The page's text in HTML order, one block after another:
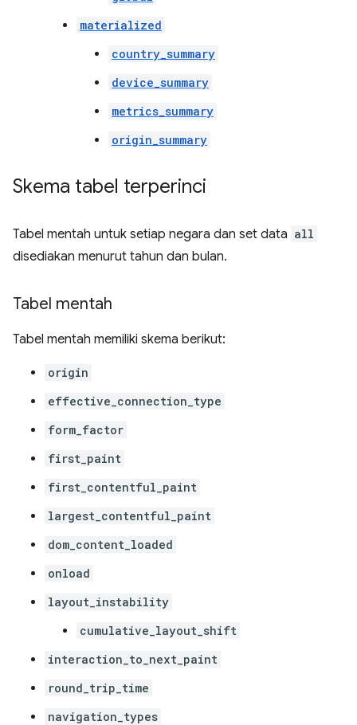
materialized
country_summary
device_summary
metrics_summary
origin_summary
Skema tabel terperinci
Tabel mentah untuk setiap negara dan set data all
disediakan menurut tahun dan bulan.
Tabel mentah
Tabel mentah memiliki skema berikut:
origin
effective_connection_type
form_factor
first_paint
first_contentful_paint
largest_contentful_paint
dom_content_loaded
onload
layout_instability
cumulative_layout_shift
interaction_to_next_paint
round_trip_time
navigation_types